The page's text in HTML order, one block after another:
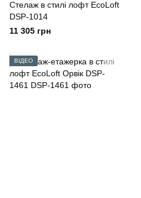
Стелаж в стилі лофт EcoLoft
DSP-1014
11 305 грн
ВІДЕО